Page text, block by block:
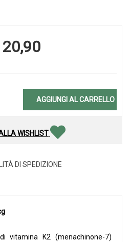
Prezzo
AGGIUNGI AL CARRELLO
WISHLIST
DI SPEDIZIONE
vitamina K2 (menachinone-7)